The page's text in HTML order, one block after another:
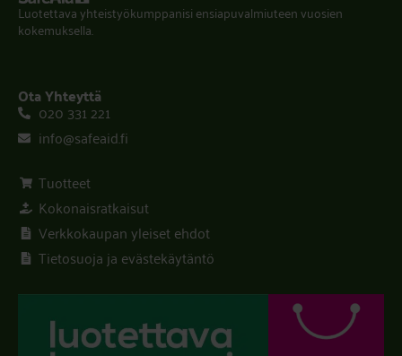
Luotettava yhteistyökumppanisi ensiapuvalmiuteen vuosien
kokemuksella.
Ota Yhteyttä
020 331 221
info@safeaid.fi
Tuotteet
Kokonaisratkaisut
Verkkokaupan yleiset ehdot
Tietosuoja ja evästekäytäntö